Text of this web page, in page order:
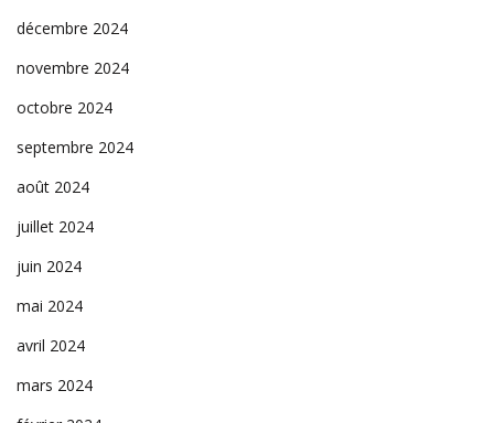
décembre 2024
novembre 2024
octobre 2024
septembre 2024
août 2024
juillet 2024
juin 2024
mai 2024
avril 2024
mars 2024